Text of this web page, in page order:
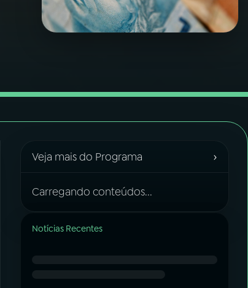
Veja mais do Programa ›
Carregando conteúdos...
Notícias Recentes